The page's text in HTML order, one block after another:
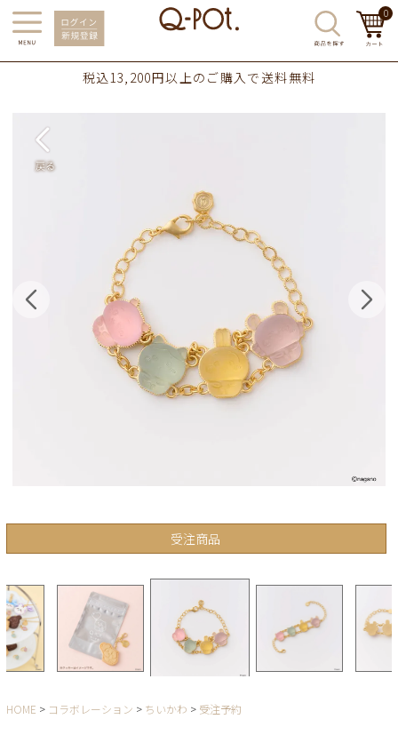
0
税込13,200円以上のご購入で送料無料
受注商品
HOME コラボレーション ちいかわ 受注予約